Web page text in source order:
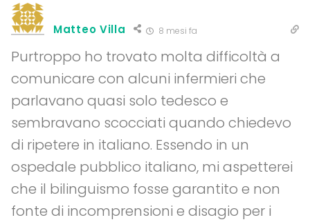
Matteo Villa 8 mesi fa
Purtroppo ho trovato molta difficoltà a
comunicare con alcuni infermieri che
parlavano quasi solo tedesco e
sembravano scocciati quando chiedevo
di ripetere in italiano. Essendo in un
ospedale pubblico italiano, mi aspetterei
che il bilinguismo fosse garantito e non
fonte di incomprensioni e disagio per i